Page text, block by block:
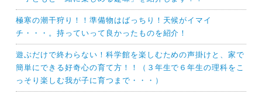
極寒の潮干狩り！！準備物はばっちり！天候がイマイ
チ・・・。持っていって良かったものを紹介！
遊ぶだけで終わらない！科学館を楽しむための声掛けと、家で
簡単にできる好奇心の育て方！！（３年生で６年生の理科をこ
っそり楽しむ我が子に育つまで・・・）